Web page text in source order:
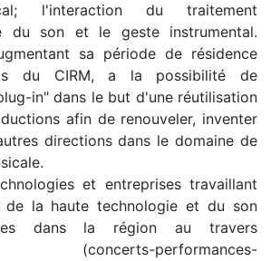
l'interaction du traitement
du son et le geste instrumental.
sa période de résidence
du CIRM, a la possibilité de
in" dans le but d'une réutilisation
afin de renouveler, inventer
directions dans le domaine de
et entreprises travaillant
de la haute technologie et du son
dans la région au travers
(concerts-performances-